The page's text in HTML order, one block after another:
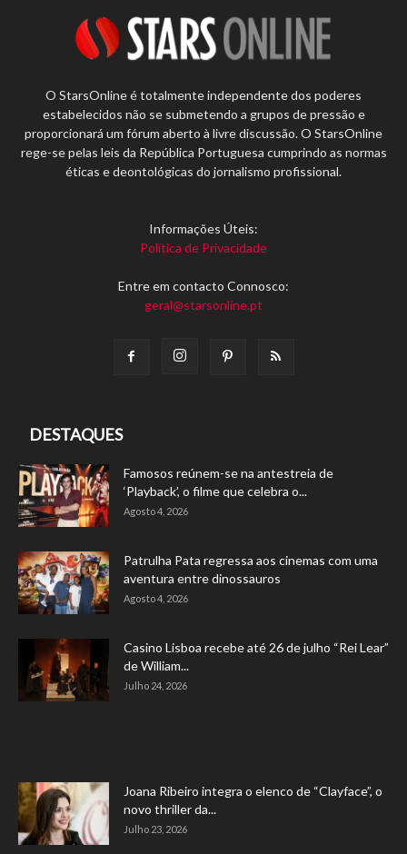
O StarsOnline é totalmente independente dos poderes
estabelecidos não se submetendo a grupos de pressão e
proporcionará um fórum aberto à livre discussão. O StarsOnline
rege-se pelas leis da República Portuguesa cumprindo as normas
éticas e deontológicas do jornalismo profissional.
Informações Úteis:
Política de Privacidade
Entre em contacto Connosco:
geral@starsonline.pt
DESTAQUES
Famosos reúnem-se na antestreia de
‘Playback’, o filme que celebra o...
Agosto 4, 2026
Patrulha Pata regressa aos cinemas com uma
aventura entre dinossauros
Agosto 4, 2026
Casino Lisboa recebe até 26 de julho “Rei Lear”
de William...
Julho 24, 2026
Joana Ribeiro integra o elenco de “Clayface”, o
novo thriller da...
Julho 23, 2026